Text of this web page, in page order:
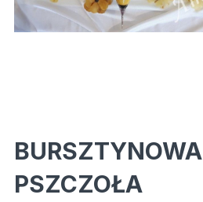
BURSZTYNOWA
PSZCZOŁA